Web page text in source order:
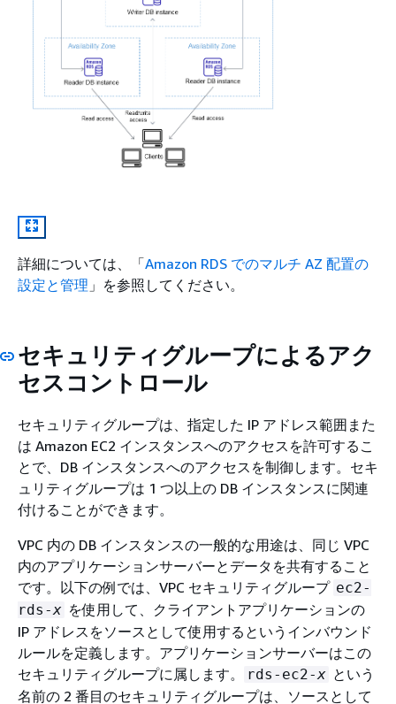
詳細については、「Amazon RDS でのマルチ AZ 配置の
設定と管理 」を参照してください。
セキュリティグループによるアク
セスコントロール
セキュリティグループは、指定した IP アドレス範囲また
は Amazon EC2 インスタンスへのアクセスを許可するこ
とで、DB インスタンスへのアクセスを制御します。 セキ
ュリティグループは 1 つ以上の DB インスタンスに関連
付けることができます。
VPC 内の DB インスタンスの一般的な用途は、同じ VPC
内のアプリケーションサーバーとデータを共有すること
です。以下の例では、VPC セキュリティグループ ec2-
rds-x を使用して、クライアントアプリケーションの
IP アドレスをソースとして使用するというインバウンド
ルールを定義します。アプリケーションサーバーはこの
セキュリティグループに属します。
rds-ec2-x という
名前の 2 番目のセキュリティグループは、ソースとして